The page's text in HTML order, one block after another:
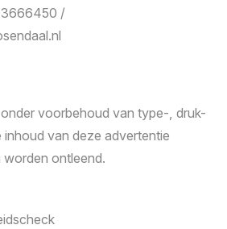
/
voorbehoud van type-, druk-
van deze advertentie
ontleend.